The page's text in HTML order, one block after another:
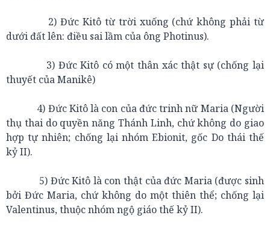
2) Đức Kitô từ trời xuống (chứ không phải từ
dưới đất lên: điều sai lầm của ông Photinus).
3) Đức Kitô có một thân xác thật sự (chống lại
thuyết của Manikê)
4) Đức Kitô là con của đức trinh nữ Maria (Người
thụ thai do quyền năng Thánh Linh, chứ không do giao
hợp tự nhiên; chống lại nhóm Ebionit, gốc Do thái thế
kỷ II).
5) Đức Kitô là con thật của đức Maria (được sinh
bởi Đức Maria, chứ không do một thiên thể; chống lại
Valentinus, thuộc nhóm ngộ giáo thế kỷ II).